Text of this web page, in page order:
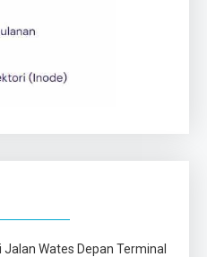
Wates Depan Terminal